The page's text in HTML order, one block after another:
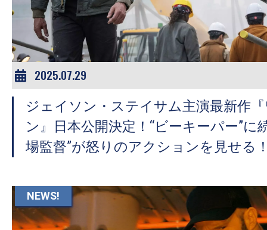
2025.07.29
ジェイソン・ステイサム主演最新作
ン』日本公開決定！“ビーキーパー”に
場監督”が怒りのアクションを見せる
NEWS!